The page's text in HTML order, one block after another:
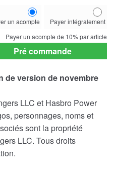
un acompte
Payer intégralement
Payer un acompte de 10%par article
Pré commande
de version de novembre
LLC et Hasbro Power
personnages, noms et
sont la propriété
LLC. Tous droits